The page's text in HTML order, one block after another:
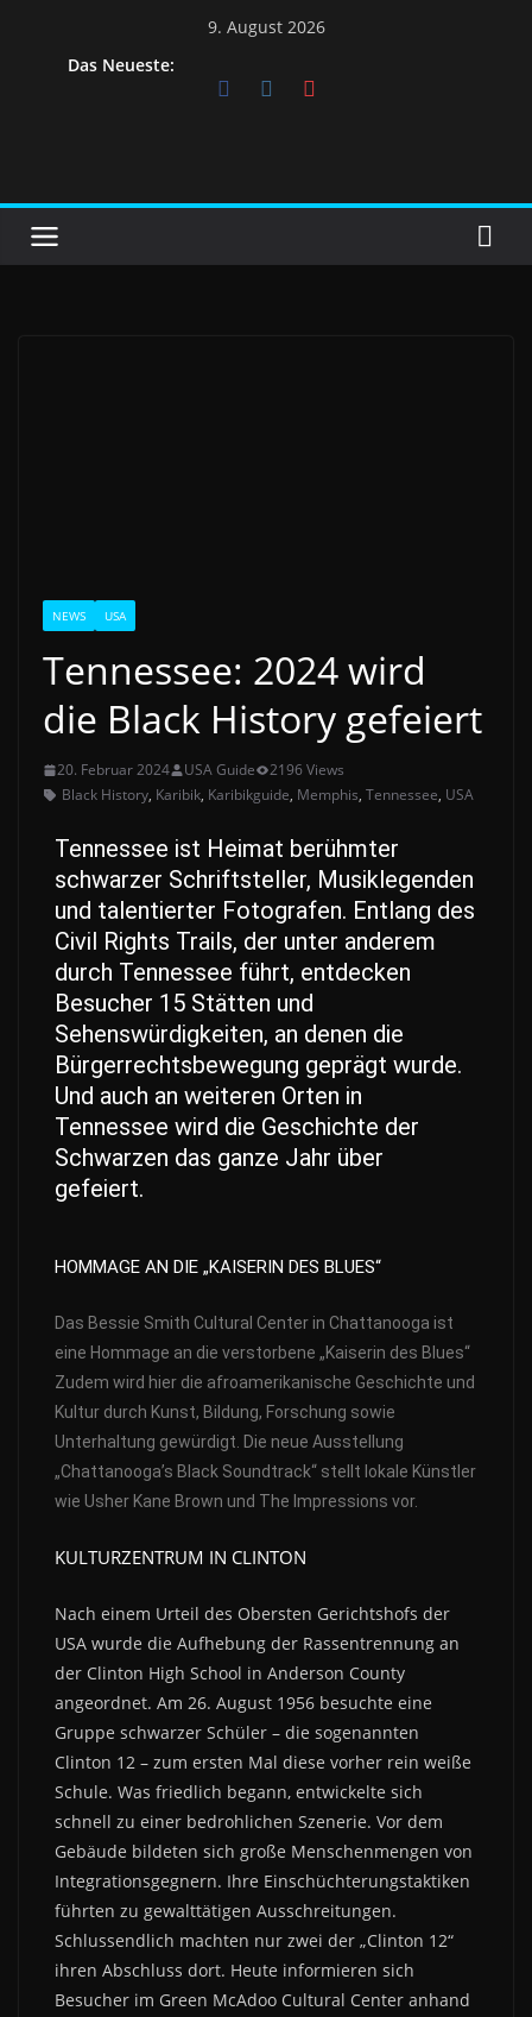
9. August 2026
Das Neueste:
NEWS USA
Tennessee: 2024 wird
die Black History gefeiert
20. Februar 2024 USA Guide
2196 Views
Black History, Karibik, Karibikguide, Memphis, Tennessee, USA
Tennessee ist Heimat berühmter
schwarzer Schriftsteller, Musiklegenden
und talentierter Fotografen. Entlang des
Civil Rights Trails, der unter anderem
durch Tennessee führt, entdecken
Besucher 15 Stätten und
Sehenswürdigkeiten, an denen die
Bürgerrechtsbewegung geprägt wurde.
Und auch an weiteren Orten in
Tennessee wird die Geschichte der
Schwarzen das ganze Jahr über
gefeiert.
HOMMAGE AN DIE „KAISERIN DES BLUES“
Das Bessie Smith Cultural Center in Chattanooga ist
eine Hommage an die verstorbene „Kaiserin des Blues“
Zudem wird hier die afroamerikanische Geschichte und
Kultur durch Kunst, Bildung, Forschung sowie
Unterhaltung gewürdigt. Die neue Ausstellung
„Chattanooga’s Black Soundtrack“ stellt lokale Künstler
wie Usher Kane Brown und The Impressions vor.
KULTURZENTRUM IN CLINTON
Nach einem Urteil des Obersten Gerichtshofs der
USA wurde die Aufhebung der Rassentrennung an
der Clinton High School in Anderson County
angeordnet. Am 26. August 1956 besuchte eine
Gruppe schwarzer Schüler – die sogenannten
Clinton 12 – zum ersten Mal diese vorher rein weiße
Schule. Was friedlich begann, entwickelte sich
schnell zu einer bedrohlichen Szenerie. Vor dem
Gebäude bildeten sich große Menschenmengen von
Integrationsgegnern. Ihre Einschüchterungstaktiken
führten zu gewalttätigen Ausschreitungen.
Schlussendlich machten nur zwei der „Clinton 12“
ihren Abschluss dort. Heute informieren sich
Besucher im Green McAdoo Cultural Center anhand